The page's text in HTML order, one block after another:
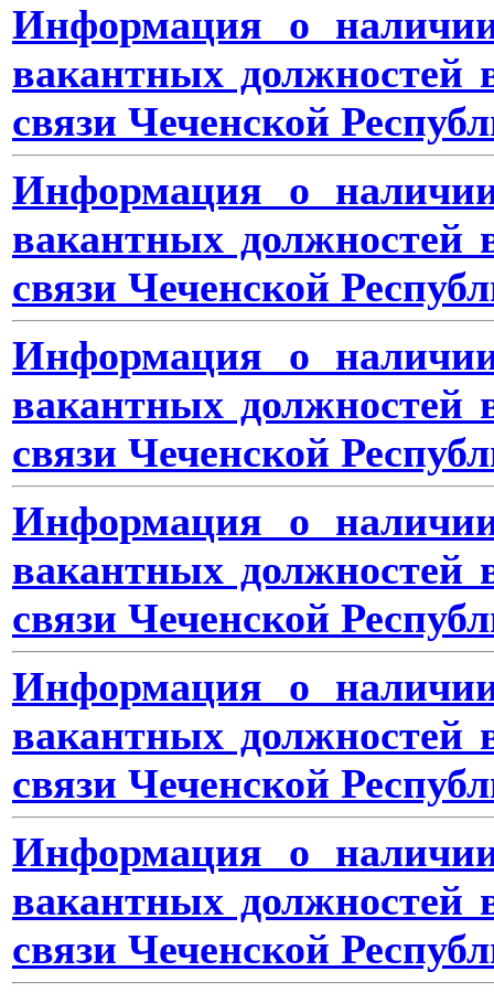
Информация о
вакантных должностей
связи Чеченской
Информация о
вакантных должностей
связи Чеченской
Информация о
вакантных должностей
связи Чеченской
Информация о
вакантных должностей
связи Чеченской
Информация о
вакантных должностей
связи Чеченской
Информация о
вакантных должностей
связи Чеченской